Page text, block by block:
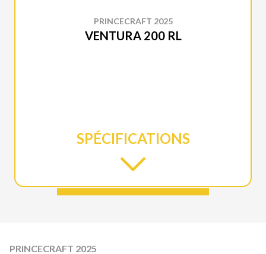
PRINCECRAFT 2025
VENTURA 200 RL
SPÉCIFICATIONS
PRINCECRAFT 2025